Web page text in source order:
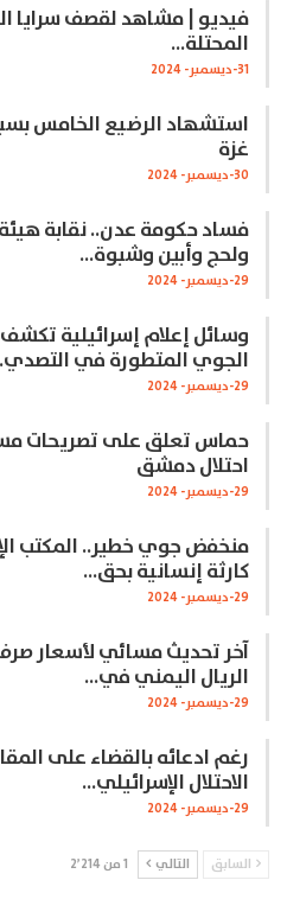
فيديو | مشاهد لقصف سرايا
المحتلة…
31-ديسمبر- 2024
استشهاد الرضيع الخامس
غزة
30-ديسمبر- 2024
فساد حكومة عدن.. نقابة
ولحج وأبين وشبوة…
29-ديسمبر- 2024
وسائل إعلام إسرائيلية
الجوي المتطورة في
29-ديسمبر- 2024
حماس تعلق على تصريحات
احتلال دمشق
29-ديسمبر- 2024
منخفض جوي خطير.. المكتب
كارثة إنسانية بحق…
29-ديسمبر- 2024
آخر تحديث مسائي لأسعار
الريال اليمني في…
29-ديسمبر- 2024
رغم ادعائه بالقضاء على
الاحتلال الإسرائيلي…
29-ديسمبر- 2024
السابق التالي 1 من 2٬214